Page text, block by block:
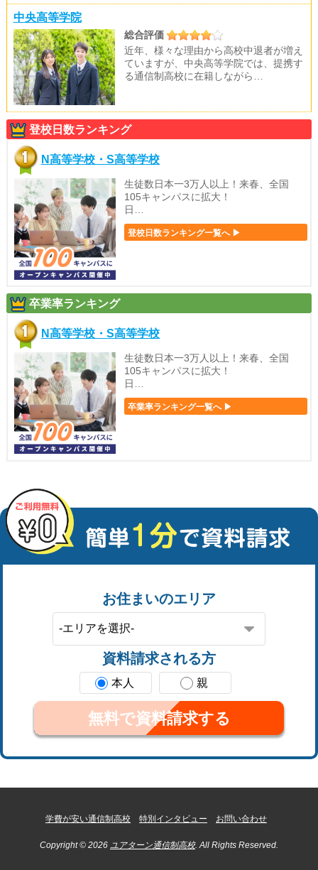
中央高等学院
総合評価
近年、様々な理由から高校中退者が増え
ていますが、中央高等学院では、提携す
る通信制高校に在籍しながら…
登校日数ランキング
N高等学校・S高等学校
生徒数日本一3万人以上！来春、全国
105キャンパスに拡大！
日…
登校日数ランキング一覧へ ▶
卒業率ランキング
N高等学校・S高等学校
生徒数日本一3万人以上！来春、全国
105キャンパスに拡大！
日…
卒業率ランキング一覧へ ▶
お住まいのエリア
資料請求される方
本人 親
無料で資料請求する
学費が安い通信制高校 特別インタビュー お問い合わせ
Copyright © 2026 ユアターン通信制高校. All Rights Reserved.